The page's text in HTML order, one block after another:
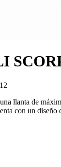
llanta de
con un